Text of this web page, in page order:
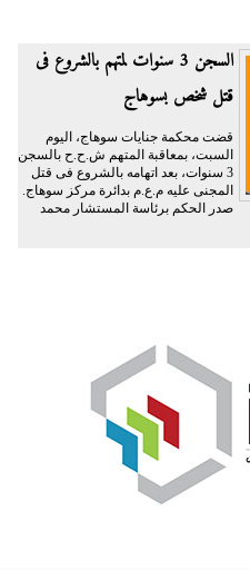
السجن 3 سنوات لمتهم بالشروع فى
قتل شخص بسوهاج
قضت محكمة جنايات سوهاج، اليوم
السبت، بمعاقبة المتهم ش.ح.ح بالسجن
3 سنوات، بعد اتهامه بالشروع فى قتل
المجنى عليه م.ع.م بدائرة مركز سوهاج.
صدر الحكم برئاسة المستشار محمد